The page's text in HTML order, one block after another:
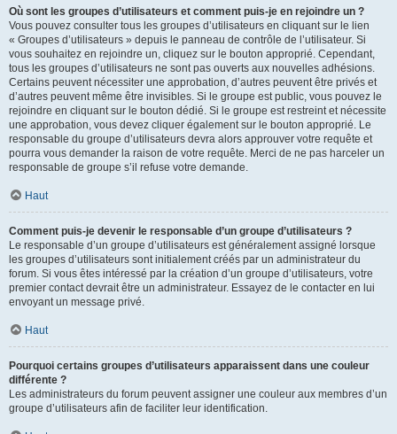
Où sont les groupes d’utilisateurs et comment puis-je en rejoindre un ?
Vous pouvez consulter tous les groupes d’utilisateurs en cliquant sur le lien
« Groupes d’utilisateurs » depuis le panneau de contrôle de l’utilisateur. Si
vous souhaitez en rejoindre un, cliquez sur le bouton approprié. Cependant,
tous les groupes d’utilisateurs ne sont pas ouverts aux nouvelles adhésions.
Certains peuvent nécessiter une approbation, d’autres peuvent être privés et
d’autres peuvent même être invisibles. Si le groupe est public, vous pouvez le
rejoindre en cliquant sur le bouton dédié. Si le groupe est restreint et nécessite
une approbation, vous devez cliquer également sur le bouton approprié. Le
responsable du groupe d’utilisateurs devra alors approuver votre requête et
pourra vous demander la raison de votre requête. Merci de ne pas harceler un
responsable de groupe s’il refuse votre demande.
Haut
Comment puis-je devenir le responsable d’un groupe d’utilisateurs ?
Le responsable d’un groupe d’utilisateurs est généralement assigné lorsque
les groupes d’utilisateurs sont initialement créés par un administrateur du
forum. Si vous êtes intéressé par la création d’un groupe d’utilisateurs, votre
premier contact devrait être un administrateur. Essayez de le contacter en lui
envoyant un message privé.
Haut
Pourquoi certains groupes d’utilisateurs apparaissent dans une couleur
différente ?
Les administrateurs du forum peuvent assigner une couleur aux membres d’un
groupe d’utilisateurs afin de faciliter leur identification.